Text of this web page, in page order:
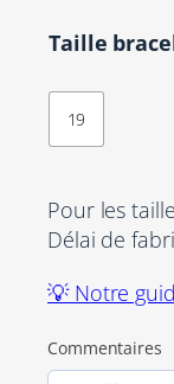
Taille
19
Pour les
Délai de
💡 Notre
Commentaires